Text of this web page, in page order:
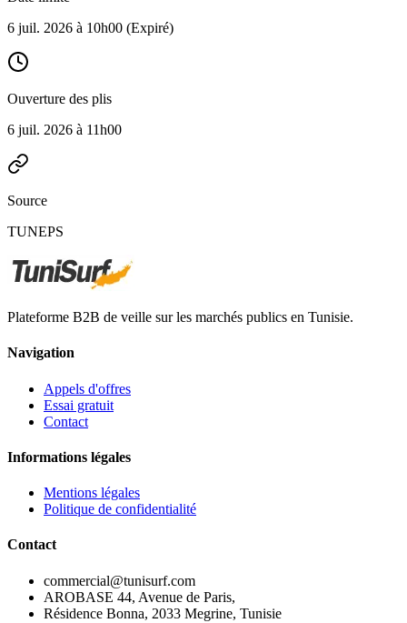
6 juil. 2026 à 10h00 (Expiré)
Ouverture des plis
6 juil. 2026 à 11h00
Source
TUNEPS
Plateforme B2B de veille sur les marchés publics en Tunisie.
Navigation
Appels d'offres
Essai gratuit
Contact
Informations légales
Mentions légales
Politique de confidentialité
Contact
commercial@tunisurf.com
AROBASE 44, Avenue de Paris,
Résidence Bonna, 2033 Megrine, Tunisie